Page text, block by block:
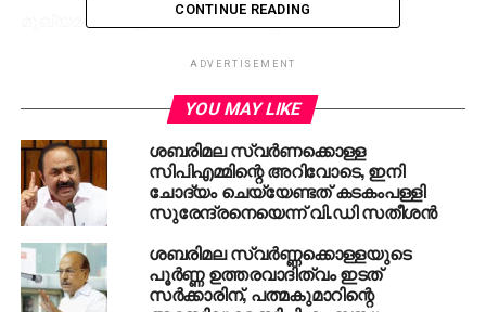
മുഖ്യമന്ത്രി ഏകാധിപതിയെപ്പോലെ
തയ്യാറാകുന്നില്ലെന്നുമാണ് ഏറ്റവും ശക്തമായ
വിമര്‍ശനമുയര്‍ന്നത്. രണ്ടാം പിണറായി സര്‍ക്കാരിന്റെ
പല വകുപ്പുകളും മികച്ച നിലവാരം
പുലര്‍ത്തുന്നില്ലെന്നും പ്രതിനിധികള്‍
അഭിപ്രായമുന്നയിച്ചു.
UP NEXT
വാഗമണ്‍ റോഡില്‍ വിനോദ സഞ്ചാരി
CONTINUE READING
ADVERTISEMENT
YOU MAY LIKE
ശബരിമല സ്വര്‍ണക്കൊള്ള
സിപിഎമ്മിന്റെ അറിവോടെ, ഇനി
ചോദ്യം ചെയ്യേണ്ടത് കടകംപള്ളി
സുരേന്ദ്രനെയെന്ന് വി.ഡി സതീശന്‍
ശബരിമല സ്വര്‍ണ്ണക്കൊള്ളയുടെ
പൂര്‍ണ്ണ ഉത്തരവാദിത്വം ഇടത്
സര്‍ക്കാരിന്, പത്മകുമാറിന്റെ